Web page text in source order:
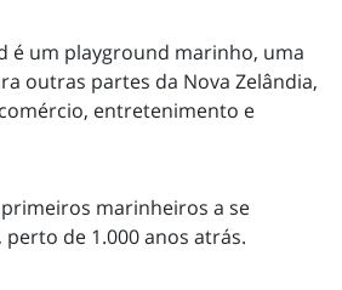
é um playground marinho, uma
outras partes da Nova Zelândia,
entretenimento e
marinheiros a se
de 1.000 anos atrás.